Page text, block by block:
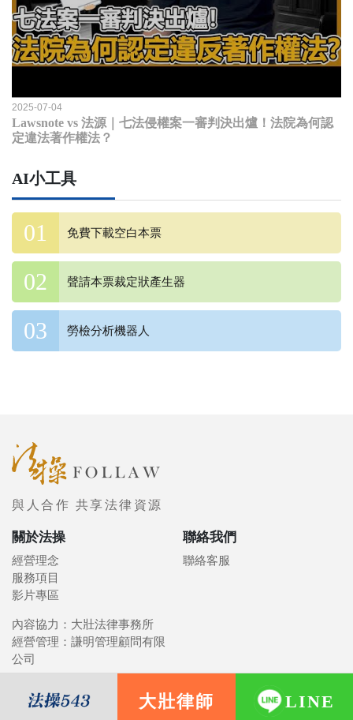
2025-07-04
Lawsnote vs 法源｜七法侵權案一審判決出爐！法院為何認
定違法著作權法？
AI小工具
免費下載空白本票
聲請本票裁定狀產生器
勞檢分析機器人
與人合作 共享法律資源
關於法操
經營理念
服務項目
影片專區
聯絡我們
聯絡客服
內容協力：大壯法律事務所
經營管理：謙明管理顧問有限
公司
大壯律師 LINE